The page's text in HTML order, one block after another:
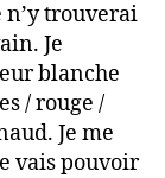
n’y trouverai
Je
blanche
/ rouge /
Je me
vais pouvoir